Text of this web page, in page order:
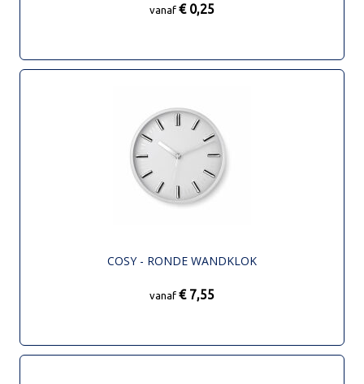
vanaf € 0,25
COSY - RONDE WANDKLOK
vanaf € 7,55